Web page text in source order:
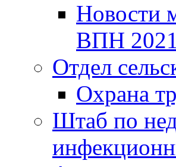
Новости
ВПН 2021
Отдел
Охрана
Штаб по